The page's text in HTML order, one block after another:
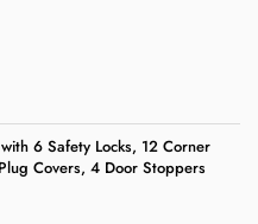
6 Safety Locks, 12 Corner
Covers, 4 Door Stoppers